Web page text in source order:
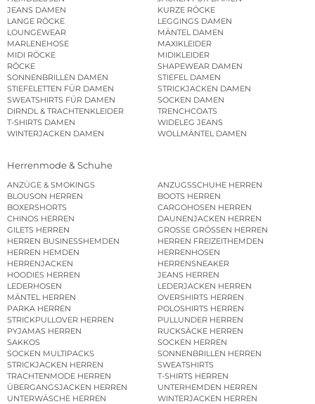
JEANS DAMEN
KURZE RÖCKE
LANGE RÖCKE
LEGGINGS DAMEN
LOUNGEWEAR
MÄNTEL DAMEN
MARLENEHOSE
MAXIKLEIDER
MIDI RÖCKE
MIDIKLEIDER
RÖCKE
SHAPEWEAR DAMEN
SONNENBRILLEN DAMEN
STIEFEL DAMEN
STIEFELETTEN FÜR DAMEN
STRICKJACKEN DAMEN
SWEATSHIRTS FÜR DAMEN
SOCKEN DAMEN
DIRNDL & TRACHTENKLEIDER
TRENCHCOATS
T-SHIRTS DAMEN
WIDELEG JEANS
WINTERJACKEN DAMEN
WOLLMÄNTEL DAMEN
Herrenmode & Schuhe
ANZÜGE & SMOKINGS
ANZUGSSCHUHE HERREN
BLOUSON HERREN
BOOTS HERREN
BOXERSHORTS
CARGOHOSEN HERREN
CHINOS HERREN
DAUNENJACKEN HERREN
GILETS HERREN
GROSSE GRÖSSEN HERREN
HERREN BUSINESSHEMDEN
HERREN FREIZEITHEMDEN
HERREN HEMDEN
HERRENHOSEN
HERRENJACKEN
HERRENSNEAKER
HOODIES HERREN
JEANS HERREN
LEDERHOSEN
LEDERJACKEN HERREN
MÄNTEL HERREN
OVERSHIRTS HERREN
PARKA HERREN
POLOSHIRTS HERREN
STRICKPULLOVER HERREN
PULLUNDER HERREN
PYJAMAS HERREN
RUCKSÄCKE HERREN
SAKKOS
SOCKEN HERREN
SOCKEN MULTIPACKS
SONNENBRILLEN HERREN
STRICKJACKEN HERREN
SWEATSHIRTS
TRACHTENMODE HERREN
T-SHIRTS HERREN
ÜBERGANGSJACKEN HERREN
UNTERHEMDEN HERREN
UNTERWÄSCHE HERREN
WINTERJACKEN HERREN